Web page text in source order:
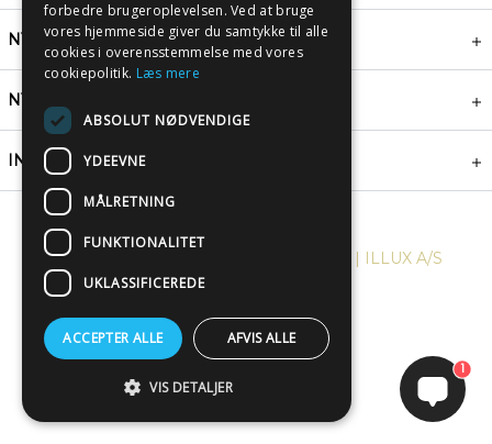
NYHEDSBREV
NYTTIGE LINKS
INSPIRATION
COPYRIGHT © 2024, PLAKATWERKET | ILLUX A/S
1
forbedre brugeroplevelsen. Ved at bruge
vores hjemmeside giver du samtykke til alle
cookies i overensstemmelse med vores
cookiepolitik. Læs mere
ABSOLUT NØDVENDIGE
YDEEVNE
MÅLRETNING
FUNKTIONALITET
UKLASSIFICEREDE
ACCEPTER ALLE AFVIS ALLE
VIS DETALJER